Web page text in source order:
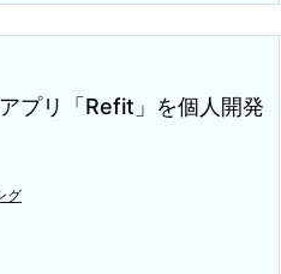
プリ「Refit」を個人開発
グ